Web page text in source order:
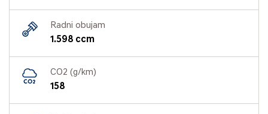
Radni obujam
1.598 ccm
CO2 (g/km)
158